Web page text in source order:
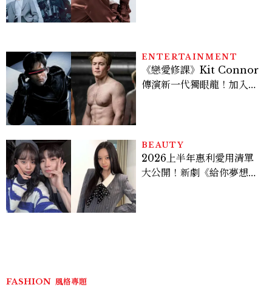
ENTERTAINMENT
《戀愛修課》Kit Connor
傳演新一代獨眼龍！加入新
BEAUTY
2026上半年惠利愛用清單
大公開！新劇《給你夢想》
FASHION 風格專題